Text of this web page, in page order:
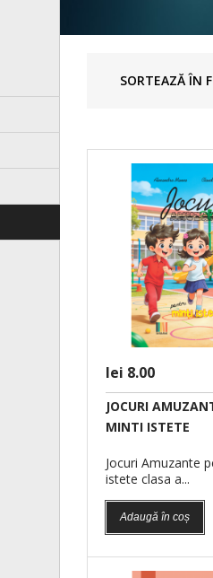
SORTEAZĂ ÎN
JOCURI
ISTETE
lei 8.00
JOCURI
MINTI ISTETE
Jocuri Amuzante
istete clasa a...
Adaugă în coș
SA
VACANTA
IV-A